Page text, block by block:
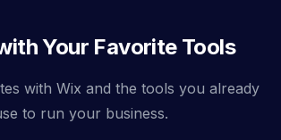
Your Favorite Tools
with Wix and the tools you already
to run your business.